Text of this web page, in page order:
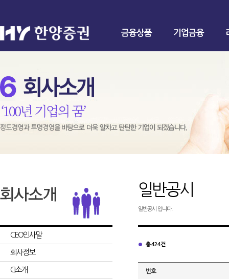
금융상품 기업금융
CEO인사말
회사정보
CI소개
일반공시
일반공시 입니다.
총 424건
번호